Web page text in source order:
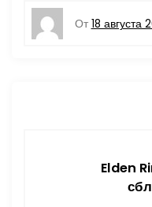
От 18 августа
Elden